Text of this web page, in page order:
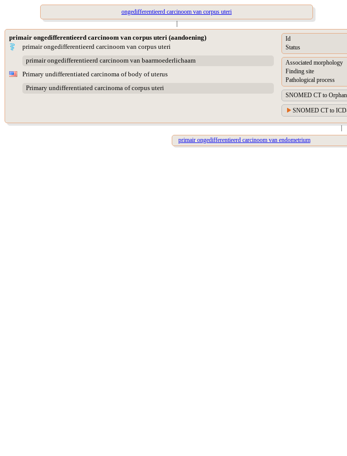
ongedifferentieerd carcinoom van corpus uteri
|
primair ongedifferentieerd carcinoom van corpus uteri (aandoening)
primair ongedifferentieerd carcinoom van corpus uteri
primair ongedifferentieerd carcinoom van baarmoederlichaam
Primary undifferentiated carcinoma of body of uterus
Primary undifferentiated carcinoma of corpus uteri
Id
Status
Associated morphology
Finding site
Pathological process
SNOMED CT to
SNOMED CT to
|
primair ongedifferentieerd carcinoom van endometrium